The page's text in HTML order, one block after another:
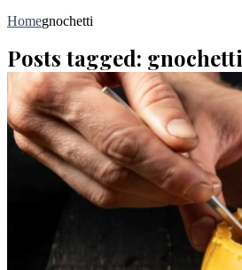
Homegnochetti
Posts tagged: gnochetti